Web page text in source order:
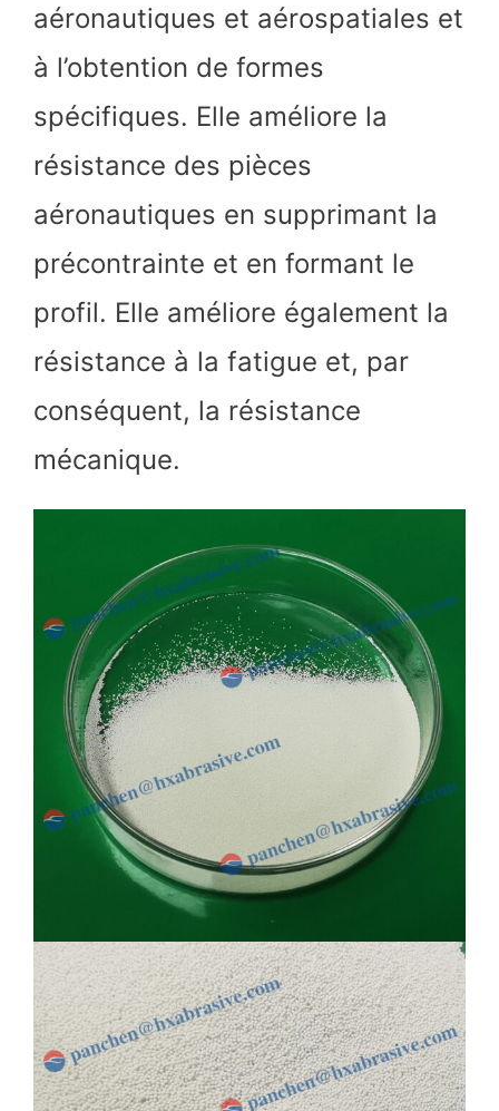
aéronautiques et aérospatiales et
à l’obtention de formes
spécifiques. Elle améliore la
résistance des pièces
aéronautiques en supprimant la
précontrainte et en formant le
profil. Elle améliore également la
résistance à la fatigue et, par
conséquent, la résistance
mécanique.